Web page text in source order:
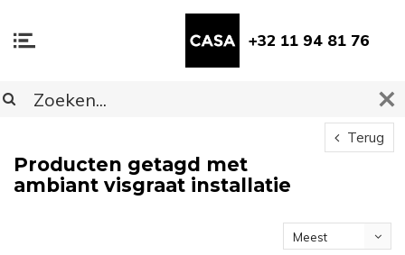
+32 11 94 81 76
Terug
Producten getagd met
ambiant visgraat installatie
Meest